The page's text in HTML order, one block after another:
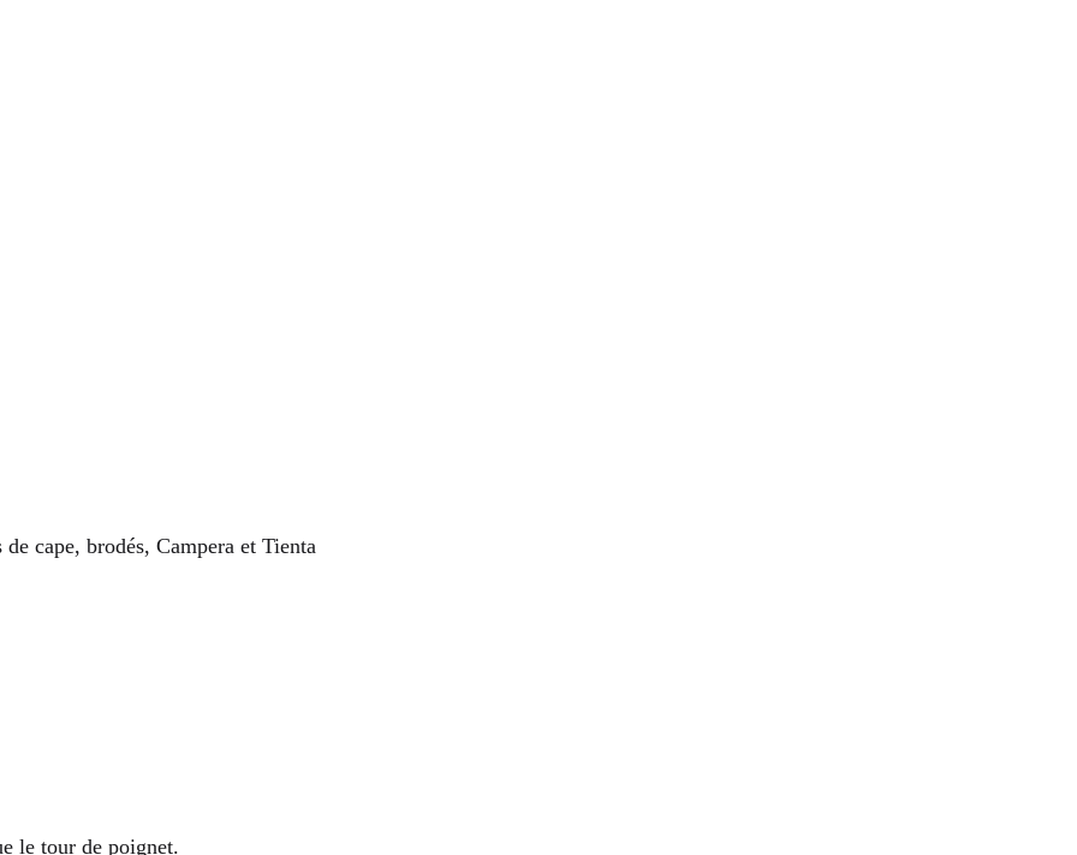
cape, brodés, Campera et Tienta
le tour de poignet.